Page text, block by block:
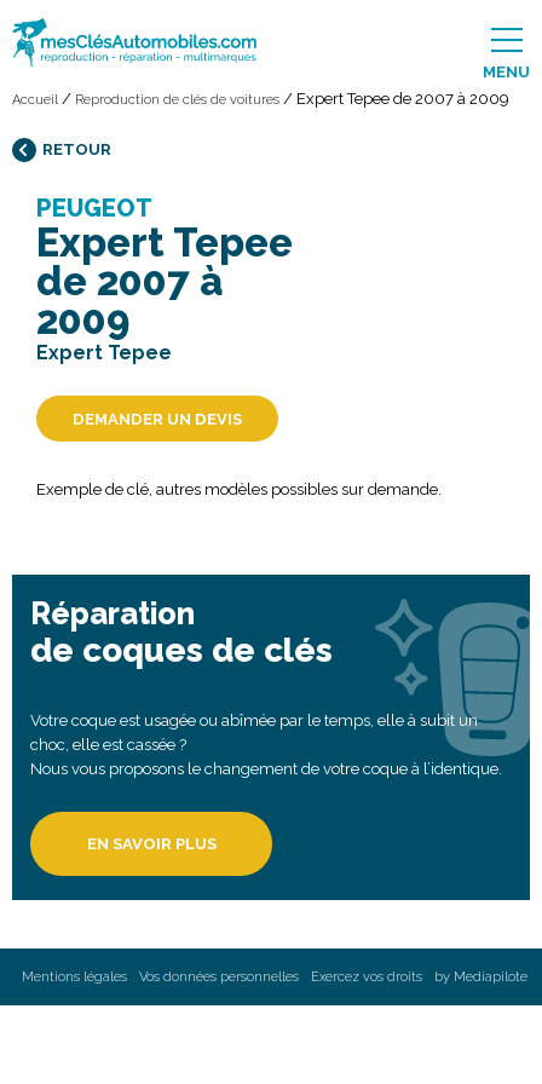
MENU
Accueil / Reproduction de clés de voitures / Expert Tepee de 2007 à 2009
RETOUR
PEUGEOT
Expert Tepee
de 2007 à
2009
Expert Tepee
DEMANDER UN DEVIS
Exemple de clé, autres modèles possibles sur demande.
Réparation
de coques de clés
Votre coque est usagée ou abîmée par le temps, elle à subit un
choc, elle est cassée ?
Nous vous proposons le changement de votre coque à l’identique.
EN SAVOIR PLUS
Mentions légales Vos données personnelles Exercez vos droits by Mediapilote